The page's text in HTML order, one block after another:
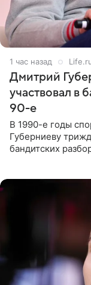
1 час назад
Дмитрий
участвовал в
90-е
В 1990-е годы
Губерниеву
бандитских